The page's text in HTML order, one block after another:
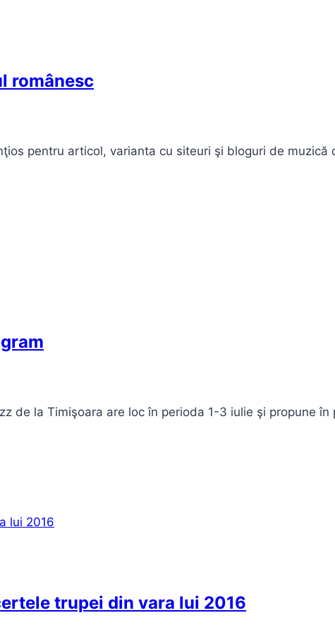
românesc
pentru articol, varianta cu siteuri şi bloguri de muzică
de la Timişoara are loc în perioda 1-3 iulie şi propune în
trupei din vara lui 2016